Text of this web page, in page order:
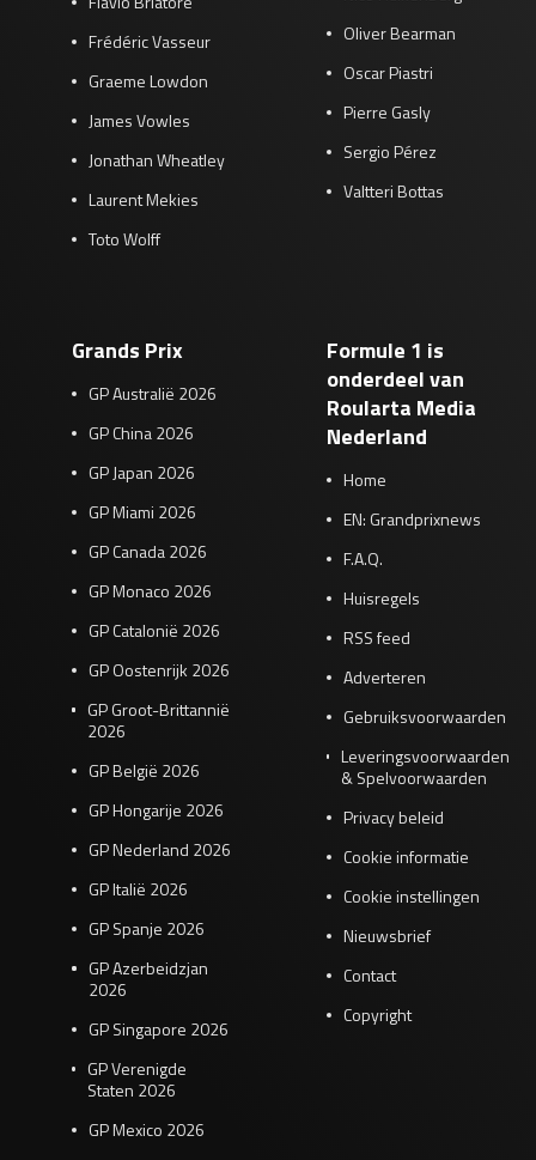
Frédéric Vasseur
Graeme Lowdon
James Vowles
Jonathan Wheatley
Laurent Mekies
Toto Wolff
Oliver Bearman
Oscar Piastri
Pierre Gasly
Sergio Pérez
Valtteri Bottas
Grands Prix
GP Australië 2026
GP China 2026
GP Japan 2026
GP Miami 2026
GP Canada 2026
GP Monaco 2026
GP Catalonië 2026
GP Oostenrijk 2026
GP Groot-Brittannië
2026
GP België 2026
GP Hongarije 2026
GP Nederland 2026
GP Italië 2026
GP Spanje 2026
GP Azerbeidzjan
2026
GP Singapore 2026
GP Verenigde
Staten 2026
GP Mexico 2026
Formule 1 is
onderdeel van
Roularta Media
Nederland
Home
EN: Grandprixnews
F.A.Q.
Huisregels
RSS feed
Adverteren
Gebruiksvoorwaarden
Leveringsvoorwaarden
& Spelvoorwaarden
Privacy beleid
Cookie informatie
Cookie instellingen
Nieuwsbrief
Contact
Copyright